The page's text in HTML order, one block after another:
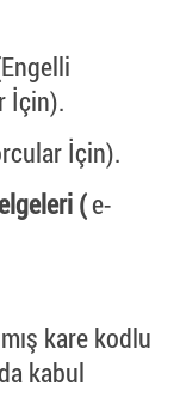
İçin).
İçin).
(e-
kare kodlu
kabul